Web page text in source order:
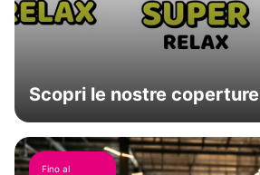
Scopri le nostre coperture
Fino al